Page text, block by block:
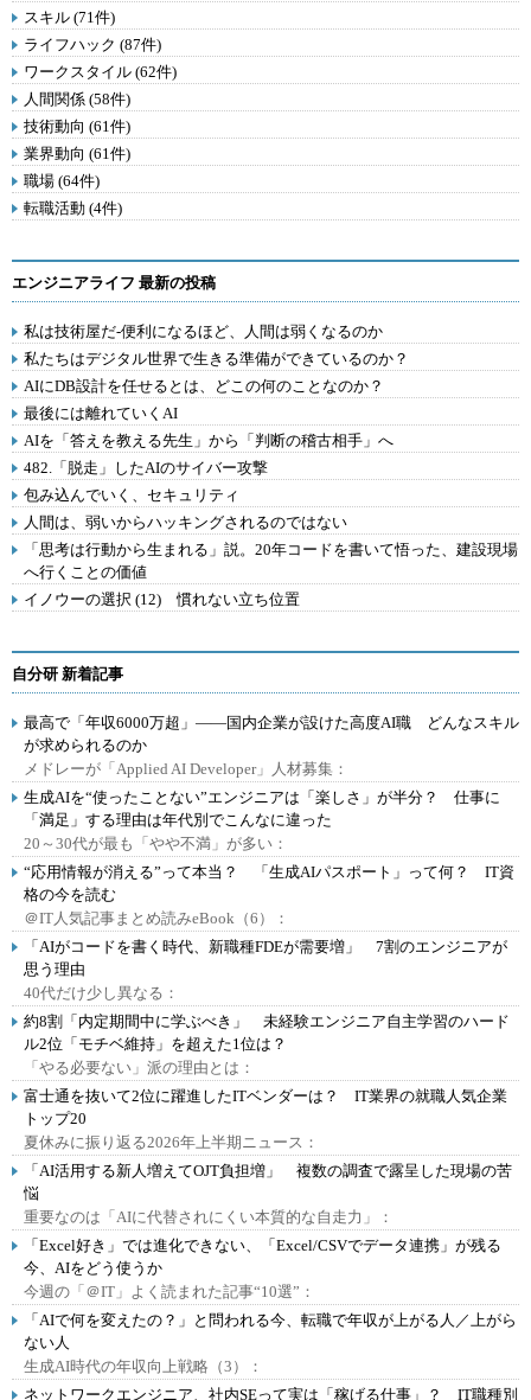
スキル (71件)
ライフハック (87件)
ワークスタイル (62件)
人間関係 (58件)
技術動向 (61件)
業界動向 (61件)
職場 (64件)
転職活動 (4件)
エンジニアライフ 最新の投稿
私は技術屋だ-便利になるほど、人間は弱くなるのか
私たちはデジタル世界で生きる準備ができているのか？
AIにDB設計を任せるとは、どこの何のことなのか？
最後には離れていくAI
AIを「答えを教える先生」から「判断の稽古相手」へ
482.「脱走」したAIのサイバー攻撃
包み込んでいく、セキュリティ
人間は、弱いからハッキングされるのではない
「思考は行動から生まれる」説。20年コードを書いて悟った、建設現場
へ行くことの価値
イノウーの選択 (12) 慣れない立ち位置
自分研 新着記事
最高で「年収6000万超」――国内企業が設けた高度AI職 どんなスキル
が求められるのか
メドレーが「Applied AI Developer」人材募集：
生成AIを“使ったことない”エンジニアは「楽しさ」が半分？ 仕事に
「満足」する理由は年代別でこんなに違った
20～30代が最も「やや不満」が多い：
“応用情報が消える”って本当？ 「生成AIパスポート」って何？ IT資
格の今を読む
＠IT人気記事まとめ読みeBook（6）：
「AIがコードを書く時代、新職種FDEが需要増」 7割のエンジニアが
思う理由
40代だけ少し異なる：
約8割「内定期間中に学ぶべき」 未経験エンジニア自主学習のハード
ル2位「モチベ維持」を超えた1位は？
「やる必要ない」派の理由とは：
富士通を抜いて2位に躍進したITベンダーは？ IT業界の就職人気企業
トップ20
夏休みに振り返る2026年上半期ニュース：
「AI活用する新人増えてOJT負担増」 複数の調査で露呈した現場の苦
悩
重要なのは「AIに代替されにくい本質的な自走力」：
「Excel好き」では進化できない、「Excel/CSVでデータ連携」が残る
今、AIをどう使うか
今週の「＠IT」よく読まれた記事“10選”：
「AIで何を変えたの？」と問われる今、転職で年収が上がる人／上がら
ない人
生成AI時代の年収向上戦略（3）：
ネットワークエンジニア、社内SEって実は「稼げる仕事」？ IT職種別